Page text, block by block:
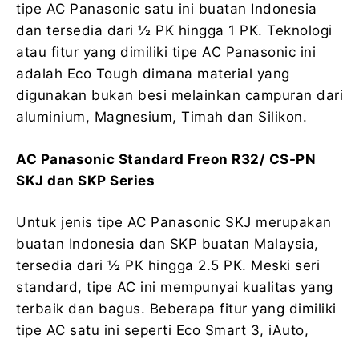
tipe AC Panasonic satu ini buatan Indonesia
dan tersedia dari ½ PK hingga 1 PK. Teknologi
atau fitur yang dimiliki tipe AC Panasonic ini
adalah Eco Tough dimana material yang
digunakan bukan besi melainkan campuran dari
aluminium, Magnesium, Timah dan Silikon.
AC Panasonic Standard Freon R32/ CS-PN
SKJ dan SKP Series
Untuk jenis tipe AC Panasonic SKJ merupakan
buatan Indonesia dan SKP buatan Malaysia,
tersedia dari ½ PK hingga 2.5 PK. Meski seri
standard, tipe AC ini mempunyai kualitas yang
terbaik dan bagus. Beberapa fitur yang dimiliki
tipe AC satu ini seperti Eco Smart 3, iAuto,